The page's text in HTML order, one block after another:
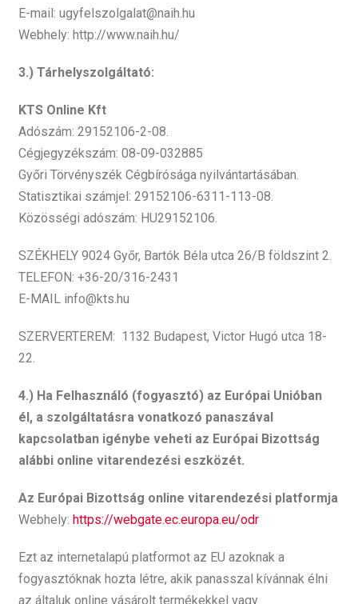
E-mail: ugyfelszolgalat@naih.hu
Webhely: http://www.naih.hu/
3.) Tárhelyszolgáltató:
KTS Online Kft
Adószám: 29152106-2-08.
Cégjegyzékszám: 08-09-032885
Győri Törvényszék Cégbírósága nyilvántartásában.
Statisztikai számjel: 29152106-6311-113-08.
Közösségi adószám: HU29152106.
SZÉKHELY 9024 Győr, Bartók Béla utca 26/B földszint 2.
TELEFON: +36-20/316-2431
E-MAIL info@kts.hu
SZERVERTEREM: 1132 Budapest, Victor Hugó utca 18-
22.
4.) Ha Felhasználó (fogyasztó) az Európai Unióban
él, a szolgáltatásra vonatkozó panaszával
kapcsolatban igénybe veheti az Európai Bizottság
alábbi online vitarendezési eszközét.
Az Európai Bizottság online vitarendezési platformja
Webhely:https://webgate.ec.europa.eu/odr
Ezt az internetalapú platformot az EU azoknak a
fogyasztóknak hozta létre, akik panasszal kívánnak élni
az általuk online vásárolt termékekkel vagy